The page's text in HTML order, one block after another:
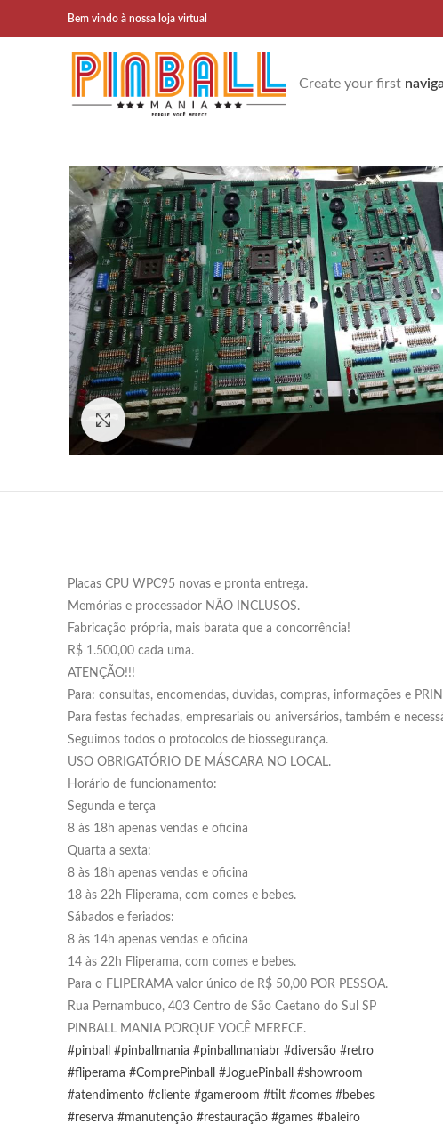
Bem vindo à nossa loja virtual
Create your first
Click to enlarge
Placas CPU WPC95 novas e pronta entrega.
Memórias e processador NÃO INCLUSOS.
Fabricação própria, mais barata que a concorrência!
R$ 1.500,00 cada uma.
ATENÇÃO!!!
Para: consultas, encomendas, duvidas, compras, informações e
Para festas fechadas, empresariais ou aniversários, também e
Seguimos todos o protocolos de biossegurança.
USO OBRIGATÓRIO DE MÁSCARA NO LOCAL.
Horário de funcionamento:
Segunda e terça
8 às 18h apenas vendas e oficina
Quarta a sexta:
8 às 18h apenas vendas e oficina
18 às 22h Fliperama, com comes e bebes.
Sábados e feriados:
8 às 14h apenas vendas e oficina
14 às 22h Fliperama, com comes e bebes.
Para o FLIPERAMA valor único de R$ 50,00 POR PESSOA.
Rua Pernambuco, 403 Centro de São Caetano do Sul SP
PINBALL MANIA PORQUE VOCÊ MERECE.
#pinball
#pinballmania #pinballmaniabr #diversão #retro
#fliperama #ComprePinball #JoguePinball
#showroom
#atendimento #cliente #gameroom #tilt #comes #bebes
#reserva #manutenção #restauração #games #baleiro